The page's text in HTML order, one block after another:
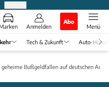
Marken Anmelden
Abo
Menü
Tech & Zukunft Auto-
geheime Bußgeldfallen auf deutschen